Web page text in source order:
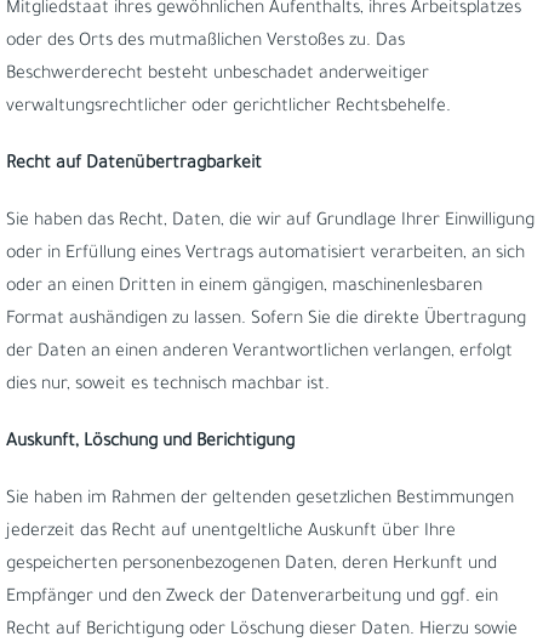
Mitgliedstaat ihres gewöhnlichen Aufenthalts, ihres Arbeitsplatzes
oder des Orts des mutmaßlichen Verstoßes zu. Das
Beschwerderecht besteht unbeschadet anderweitiger
verwaltungsrechtlicher oder gerichtlicher Rechtsbehelfe.
Recht auf Daten­übertrag­barkeit
Sie haben das Recht, Daten, die wir auf Grundlage Ihrer Einwilligung
oder in Erfüllung eines Vertrags automatisiert verarbeiten, an sich
oder an einen Dritten in einem gängigen, maschinenlesbaren
Format aushändigen zu lassen. Sofern Sie die direkte Übertragung
der Daten an einen anderen Verantwortlichen verlangen, erfolgt
dies nur, soweit es technisch machbar ist.
Auskunft, Löschung und Berichtigung
Sie haben im Rahmen der geltenden gesetzlichen Bestimmungen
jederzeit das Recht auf unentgeltliche Auskunft über Ihre
gespeicherten personenbezogenen Daten, deren Herkunft und
Empfänger und den Zweck der Datenverarbeitung und ggf. ein
Recht auf Berichtigung oder Löschung dieser Daten. Hierzu sowie